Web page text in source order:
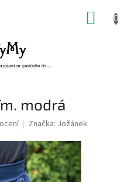
modrá
Značka: Jožánek